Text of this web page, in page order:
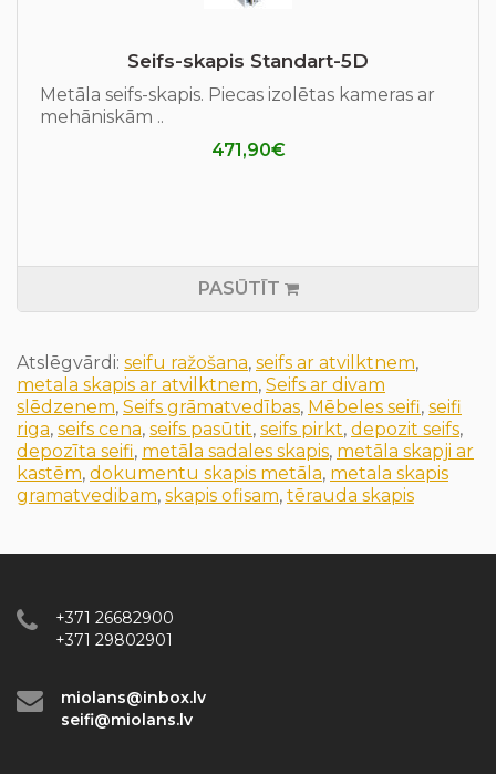
Seifs-skapis Standart-5D
Metāla seifs-skapis. Piecas izolētas kameras ar
mehāniskām ..
471,90€
PASŪTĪT
Atslēgvārdi: seifu ražošana, seifs ar atvilktnem,
metala skapis ar atvilktnem, Seifs ar divam
slēdzenem, Seifs grāmatvedības, Mēbeles seifi, seifi
riga, seifs cena, seifs pasūtit, seifs pirkt, depozit seifs,
depozīta seifi, metāla sadales skapis, metāla skapji ar
kastēm, dokumentu skapis metāla, metala skapis
gramatvedibam, skapis ofisam, tērauda skapis
+371 26682900
+371 29802901
miolans@inbox.lv
seifi@miolans.lv